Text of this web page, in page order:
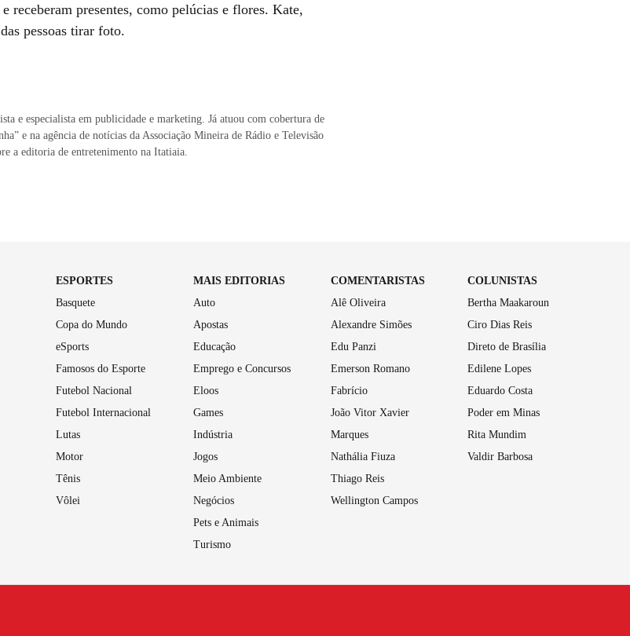
receberam presentes, como pelúcias e flores. Kate,
pessoas tirar foto.
e especialista em publicidade e marketing. Já atuou com cobertura de
e na agência de notícias da Associação Mineira de Rádio e Televisão
a editoria de entretenimento na Itatiaia.
ESPORTES
Basquete
Copa do Mundo
eSports
Famosos do Esporte
Futebol Nacional
Futebol Internacional
Lutas
Motor
Tênis
Vôlei
MAIS EDITORIAS
Auto
Apostas
Educação
Emprego e Concursos
Eloos
Games
Indústria
Jogos
Meio Ambiente
Negócios
Pets e Animais
Turismo
COMENTARISTAS
Alê Oliveira
Alexandre Simões
Edu Panzi
Emerson Romano
Fabrício
João Vitor Xavier
Marques
Nathália Fiuza
Thiago Reis
Wellington Campos
COLUNISTAS
Bertha Maakaroun
Ciro Dias Reis
Direto de Brasília
Edilene Lopes
Eduardo Costa
Poder em Minas
Rita Mundim
Valdir Barbosa